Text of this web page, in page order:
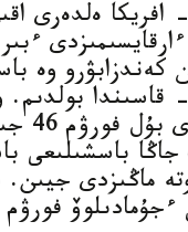
ازيا- افريكا
كەندزابۋرو وە
قاسىندا بولدىم.
باسشىلىعى
ماڭىزدى
فورۋم